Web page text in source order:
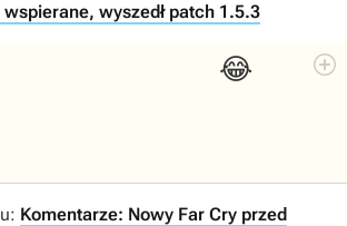
wyszedł patch 1.5.3
😂
Komentarze: Nowy Far Cry przed